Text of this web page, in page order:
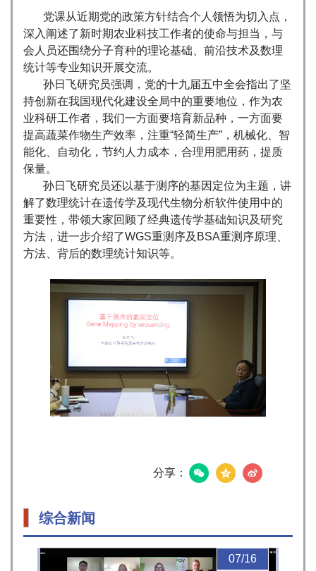
党课从近期党的政策方针结合个人领悟为切入点，
深入阐述了新时期农业科技工作者的使命与担当，与
会人员还围绕分子育种的理论基础、前沿技术及数理
统计等专业知识开展交流。
孙日飞研究员强调，党的十九届五中全会指出了坚
持创新在我国现代化建设全局中的重要地位，作为农
业科研工作者，我们一方面要培育新品种，一方面要
提高蔬菜作物生产效率，注重“轻简生产”，机械化、智
能化、自动化，节约人力成本，合理用肥用药，提质
保量。
孙日飞研究员还以基于测序的基因定位为主题，讲
解了数理统计在遗传学及现代生物分析软件使用中的
重要性，带领大家回顾了经典遗传学基础知识及研究
方法，进一步介绍了WGS重测序及BSA重测序原理、
方法、背后的数理统计知识等。
分享：
综合新闻
07/16